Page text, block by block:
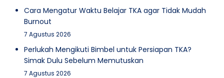
Cara Mengatur Waktu Belajar TKA agar Tidak Mudah
Burnout
7 Agustus 2026
Perlukah Mengikuti Bimbel untuk Persiapan TKA?
Simak Dulu Sebelum Memutuskan
7 Agustus 2026